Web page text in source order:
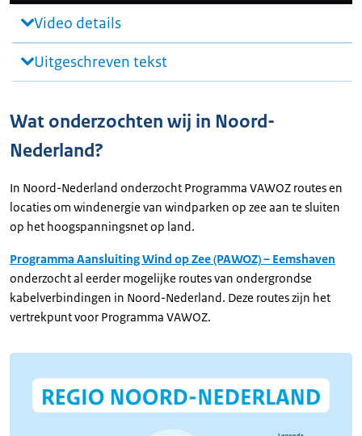
Video details
Uitgeschreven tekst
Wat onderzochten wij in Noord-
Nederland?
In Noord-Nederland onderzocht Programma VAWOZ routes en
locaties om windenergie van windparken op zee aan te sluiten
op het hoogspanningsnet op land.
Programma Aansluiting Wind op Zee (PAWOZ) – Eemshaven
onderzocht al eerder mogelijke routes van ondergrondse
kabelverbindingen in Noord-Nederland. Deze routes zijn het
vertrekpunt voor Programma VAWOZ.